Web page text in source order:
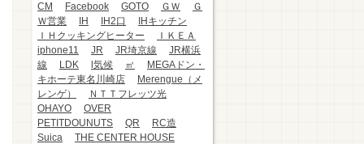
CM
Facebook GOTO ＧＷ
Ｇ
Ｗ営業
IH IH2口
IHキッチン
ＩＨクッキングヒーター
ＩＫＥＡ
iphone11
JR JR埼京線
JR横浜
線
LDK l気候 ㎡
MEGAドン・
キホーテ東名川崎店
Merengue（メ
レンゲ）
ＮＴＴフレッツ光
OHAYO
OVER
PETITDOUNUTS
QR
RC造
Suica
THE CENTER HOUSE